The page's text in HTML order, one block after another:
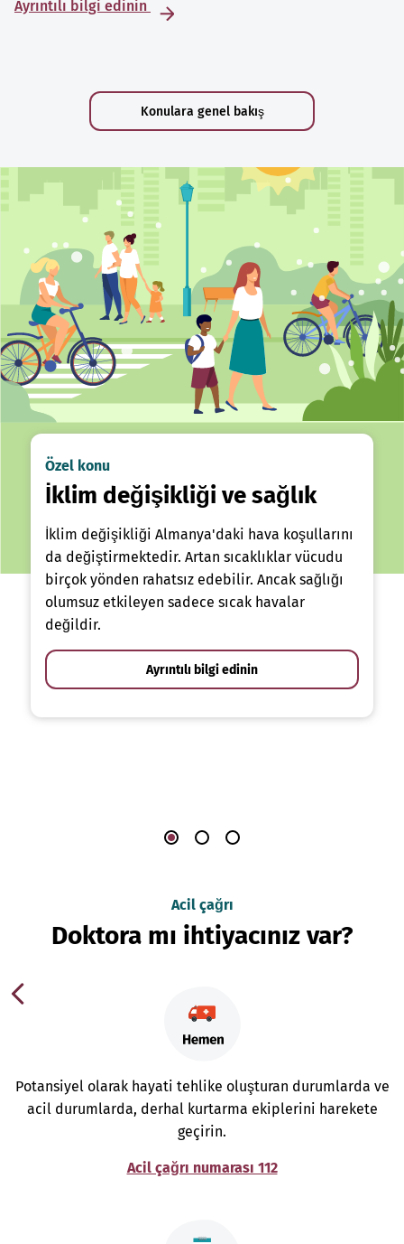
Ayrıntılı bilgi edinin
Konulara genel bakış
Özel konu
İklim değişikliği ve sağlık
İklim değişikliği Almanya'daki hava koşullarını
da değiştirmektedir. Artan sıcaklıklar vücudu
birçok yönden rahatsız edebilir. Ancak sağlığı
olumsuz etkileyen sadece sıcak havalar
değildir.
Ayrıntılı bilgi edinin
Acil çağrı
Doktora mı ihtiyacınız var?
Potansiyel olarak hayati tehlike oluşturan durumlarda ve
acil durumlarda, derhal kurtarma ekiplerini harekete
geçirin.
Acil çağrı numarası 112